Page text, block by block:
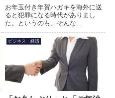
お年玉付き年賀ハガキを海外に送
ると犯罪になる時代がありまし
た。というのも、そんな...
ビジネス・経済